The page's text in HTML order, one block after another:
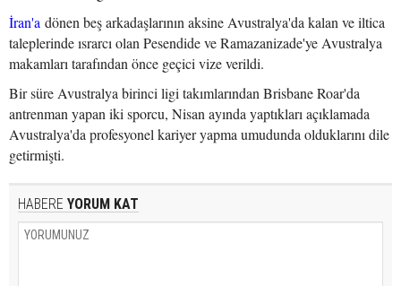
İran'a dönen beş arkadaşlarının aksine Avustralya'da kalan ve iltica
taleplerinde ısrarcı olan Pesendide ve Ramazanizade'ye Avustralya
makamları tarafından önce geçici vize verildi.
Bir süre Avustralya birinci ligi takımlarından Brisbane Roar'da
antrenman yapan iki sporcu, Nisan ayında yaptıkları açıklamada
Avustralya'da profesyonel kariyer yapma umudunda olduklarını dile
getirmişti.
HABERE YORUM KAT